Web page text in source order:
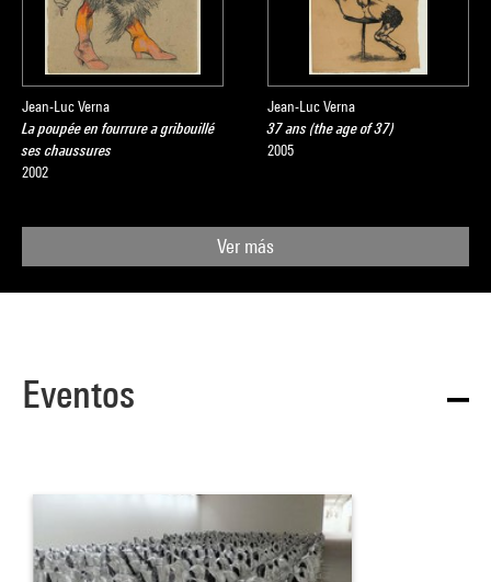
Jean-Luc Verna
La poupée en fourrure a gribouillé
ses chaussures
2002
Jean-Luc Verna
37 ans (the age of 37)
2005
Ver más
Eventos